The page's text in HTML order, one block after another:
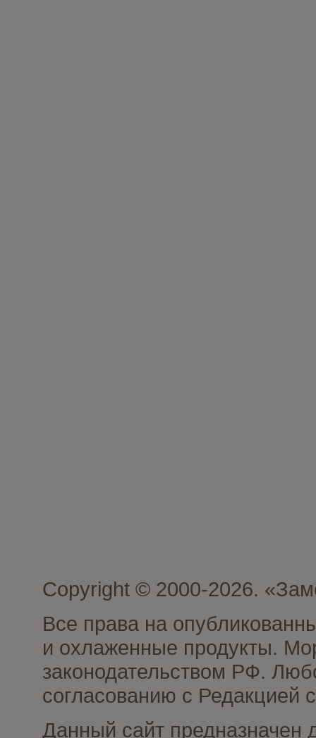
Copyright © 2000-2026.
Все права на
и охлаженные продукты.
законодательством РФ.
согласованию с Редакцией
Данный сайт предназначен